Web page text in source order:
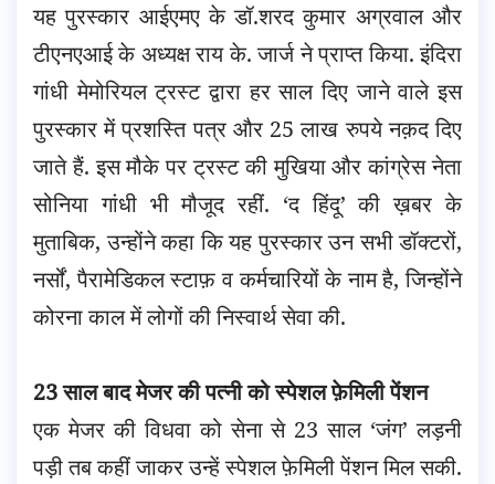
यह पुरस्कार आईएमए के डॉ.शरद कुमार अग्रवाल और
टीएनएआई के अध्यक्ष राय के. जार्ज ने प्राप्त किया. इंदिरा
गांधी मेमोरियल ट्रस्ट द्वारा हर साल दिए जाने वाले इस
पुरस्कार में प्रशस्ति पत्र और 25 लाख रुपये नक़द दिए
जाते हैं. इस मौके पर ट्रस्ट की मुखिया और कांग्रेस नेता
सोनिया गांधी भी मौजूद रहीं. ‘द हिंदू’ की ख़बर के
मुताबिक, उन्होंने कहा कि यह पुरस्कार उन सभी डॉक्टरों,
नर्सों, पैरामेडिकल स्टाफ़ व कर्मचारियों के नाम है, जिन्होंने
कोरना काल में लोगों की निस्वार्थ सेवा की.
23 साल बाद मेजर की पत्नी को स्पेशल फ़ेमिली पेंशन
एक मेजर की विधवा को सेना से 23 साल ‘जंग’ लड़नी
पड़ी तब कहीं जाकर उन्हें स्पेशल फ़ेमिली पेंशन मिल सकी.